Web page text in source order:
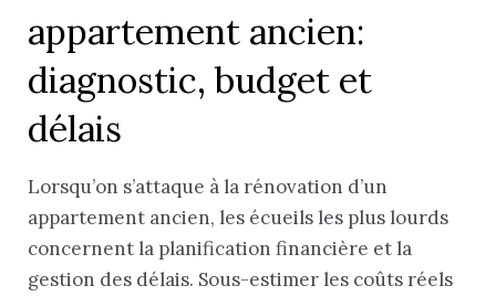
appartement ancien:
diagnostic, budget et
délais
Lorsqu’on s’attaque à la rénovation d’un
appartement ancien, les écueils les plus lourds
concernent la planification financière et la
gestion des délais. Sous-estimer les coûts réels